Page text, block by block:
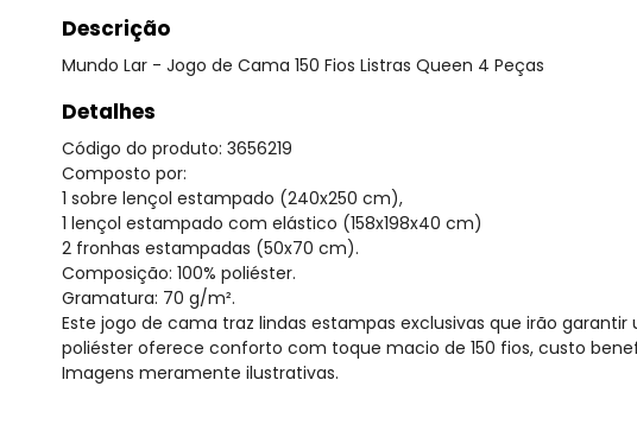
Descrição
Mundo Lar - Jogo de Cama 150 Fios Listras Queen 4 Peças
Detalhes
Código do produto: 3656219
Composto por:
1 sobre lençol estampado (240x250 cm),
1 lençol estampado com elástico (158x198x40 cm)
2 fronhas estampadas (50x70 cm).
Composição: 100% poliéster.
Gramatura: 70 g/m².
Este jogo de cama traz lindas estampas exclusivas que irão
poliéster oferece conforto com toque macio de 150 fios, custo
Imagens meramente ilustrativas.